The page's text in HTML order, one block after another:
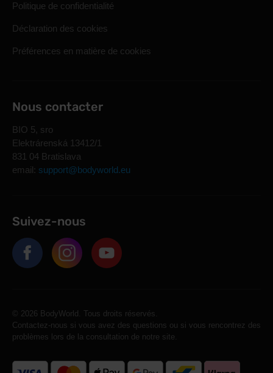
Politique de confidentialité
Déclaration des cookies
Préférences en matière de cookies
Nous contacter
BIO 5, sro
Elektrárenská 13412/1
831 04 Bratislava
email: support@bodyworld.eu
Suivez-nous
© 2026 BodyWorld. Tous droits réservés.
Contactez-nous si vous avez des questions ou si vous rencontrez des
problèmes lors de la consultation de notre site.